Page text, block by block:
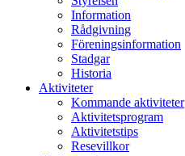
Information
Rådgivning
Föreningsinformation
Stadgar
Historia
Aktiviteter
Kommande aktiviteter
Aktivitetsprogram
Aktivitetstips
Resevillkor